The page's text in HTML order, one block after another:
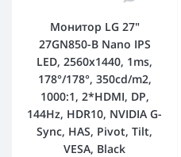
Монитор LG 27"
27GN850-B Nano IPS
LED, 2560x1440, 1ms,
178°/178°, 350cd/m2,
1000:1, 2*HDMI, DP,
144Hz, HDR10, NVIDIA G-
Sync, HAS, Pivot, Tilt,
VESA, Black